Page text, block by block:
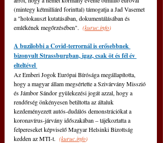
(mintegy kétmilliárd forinttal) támogatja a Jad Vasemet
a "holokauszt kutatásában, dokumentálásában és
emlékének megőrzésében". (kuruc.info)
A buzilobbi a Covid-terrornál is erősebbnek
bizonyult Strassburgban, igaz, csak öt és fél év
elteltével
Az Emberi Jogok Európai Bírósága megállapította,
hogy a magyar állam megsértette a Szivárvány Misszió
és Jámbor Sándor gyülekezési jogát azzal, hogy a
rendőrség önkényesen betiltotta az általuk
kezdeményezett autós-dudálós demonstrációkat a
koronavírus-járvány időszakában ‒ tájékoztatta a
felpereseket képviselő Magyar Helsinki Bizottság
kedden az MTI-t. (kuruc.info)